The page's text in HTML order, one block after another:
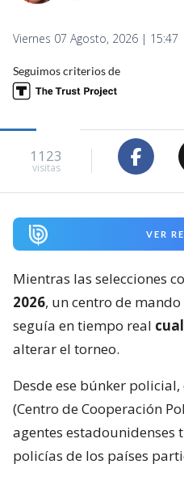
Viernes 07 Agosto, 2026 | 15:47
Seguimos criterios de
1123
visitas
VER
Mientras las selecciones
2026, un centro de
seguía en tiempo real
alterar el torneo.
Desde ese búnker policial,
(Centro de Cooperación
agentes
policías de los países